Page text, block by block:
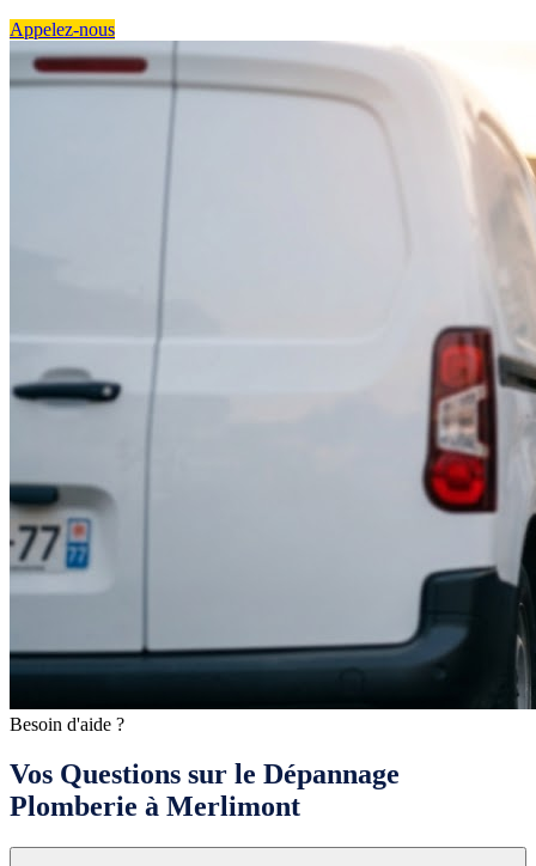
Appelez-nous
Besoin d'aide ?
Vos Questions sur le Dépannage
Plomberie à Merlimont